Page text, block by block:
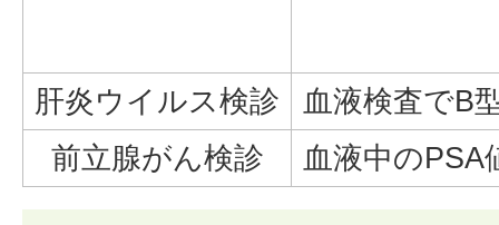
肝炎ウイルス検診
血液検査でB
前立腺がん検診
血液中の